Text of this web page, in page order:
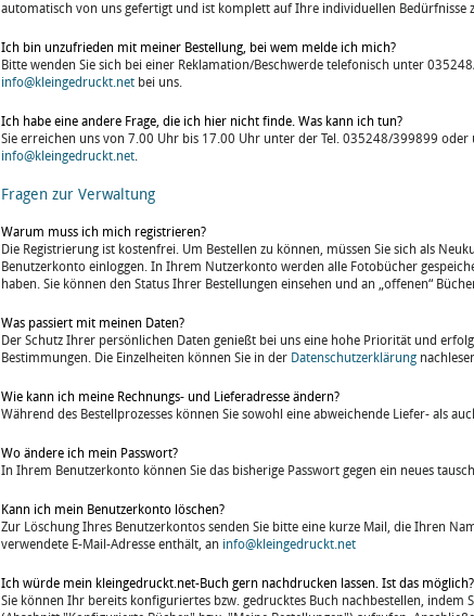
automatisch von uns gefertigt und ist komplett auf Ihre individuellen Bedürfnisse
Ich bin unzufrieden mit meiner Bestellung, bei wem melde ich mich?
Bitte wenden Sie sich bei einer Reklamation/Beschwerde telefonisch unter
info@kleingedruckt.net bei uns.
Ich habe eine andere Frage, die ich hier nicht finde. Was kann ich tun?
Sie erreichen uns von 7.00 Uhr bis 17.00 Uhr unter der Tel. 035248/399899 oder
info@kleingedruckt.net.
Fragen zur Verwaltung
Warum muss ich mich registrieren?
Die Registrierung ist kostenfrei. Um Bestellen zu können, müssen Sie sich als
Benutzerkonto einloggen. In Ihrem Nutzerkonto werden alle Fotobücher
haben. Sie können den Status Ihrer Bestellungen einsehen und an „offenen“
Was passiert mit meinen Daten?
Der Schutz Ihrer persönlichen Daten genießt bei uns eine hohe Priorität und
Bestimmungen. Die Einzelheiten können Sie in der Datenschutzerklärung
Wie kann ich meine Rechnungs- und Lieferadresse ändern?
Während des Bestellprozesses können Sie sowohl eine abweichende Liefer- als
Wo ändere ich mein Passwort?
In Ihrem Benutzerkonto können Sie das bisherige Passwort gegen ein neues
Kann ich mein Benutzerkonto löschen?
Zur Löschung Ihres Benutzerkontos senden Sie bitte eine kurze Mail, die Ihren
verwendete E-Mail-Adresse enthält, an info@kleingedruckt.net
Ich würde mein kleingedruckt.net-Buch gern nachdrucken lassen. Ist das möglich?
Sie können Ihr bereits konfiguriertes bzw. gedrucktes Buch nachbestellen, indem